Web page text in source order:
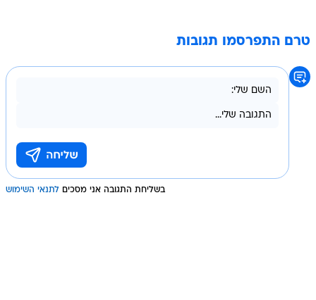
טרם התפרסמו תגובות
בשליחת התגובה אני מסכים לתנאי השימוש